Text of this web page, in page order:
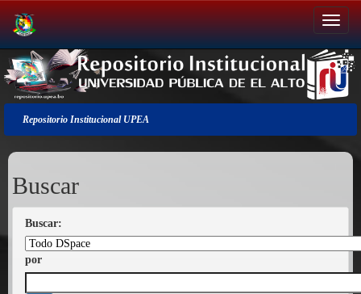
Salir
de
la
navegación
Repositorio Institucional UPEA
Buscar
Buscar:
por